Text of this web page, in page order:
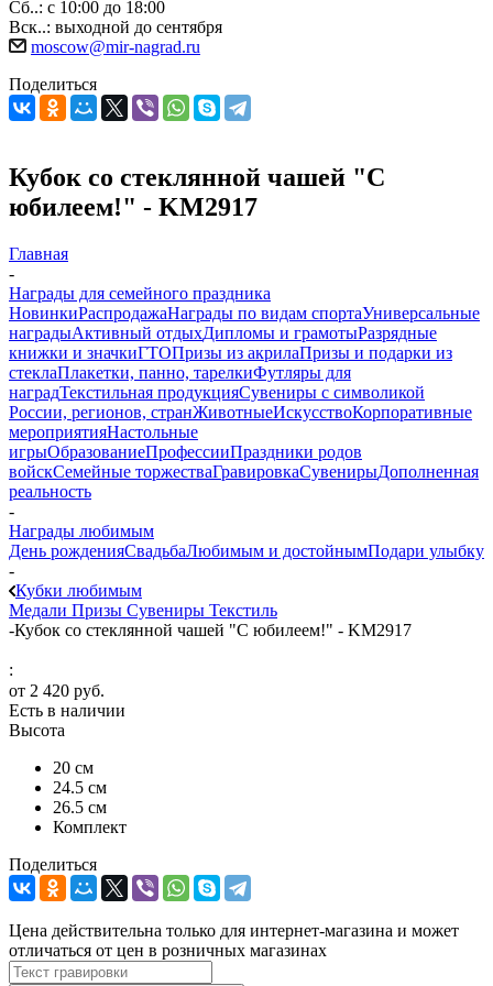
Сб..: с 10:00 до 18:00
Вск..: выходной до сентября
moscow@mir-nagrad.ru
Поделиться
Кубок со стеклянной чашей "С
юбилеем!" - KM2917
Главная
-
Награды для семейного праздника
НовинкиРаспродажаНаграды по видам спортаУниверсальные
наградыАктивный отдыхДипломы и грамотыРазрядные
книжки и значкиГТОПризы из акрилаПризы и подарки из
стеклаПлакетки, панно, тарелкиФутляры для
наградТекстильная продукцияСувениры с символикой
России, регионов, странЖивотныеИскусствоКорпоративные
мероприятияНастольные
игрыОбразованиеПрофессииПраздники родов
войскСемейные торжестваГравировкаСувенирыДополненная
реальность
-
Награды любимым
День рожденияСвадьбаЛюбимым и достойнымПодари улыбку
-
Кубки любимым
Медали Призы Сувениры Текстиль
-Кубок со стеклянной чашей "С юбилеем!" - KM2917
:
от 2 420 руб.
Есть в наличии
Высота
20 см
24.5 см
26.5 см
Комплект
Поделиться
Цена действительна только для интернет-магазина и может
отличаться от цен в розничных магазинах